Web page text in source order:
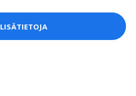
LISÄTIETOJA